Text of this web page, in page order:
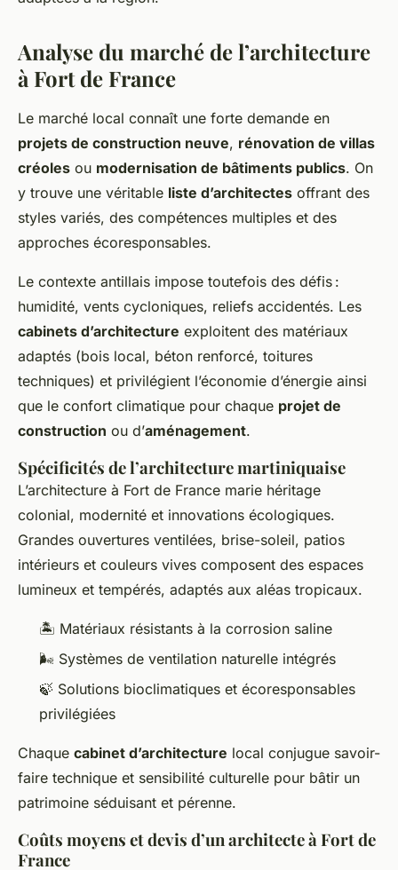
Analyse du marché de l’architecture
à Fort de France
Le marché local connaît une forte demande en
projets de construction neuve, rénovation de villas
créoles ou modernisation de bâtiments publics. On
y trouve une véritable liste d’architectes offrant des
styles variés, des compétences multiples et des
approches écoresponsables.
Le contexte antillais impose toutefois des défis :
humidité, vents cycloniques, reliefs accidentés. Les
cabinets d’architecture exploitent des matériaux
adaptés (bois local, béton renforcé, toitures
techniques) et privilégient l’économie d’énergie ainsi
que le confort climatique pour chaque projet de
construction ou d’aménagement.
Spécificités de l’architecture martiniquaise
L’architecture à Fort de France marie héritage
colonial, modernité et innovations écologiques.
Grandes ouvertures ventilées, brise-soleil, patios
intérieurs et couleurs vives composent des espaces
lumineux et tempérés, adaptés aux aléas tropicaux.
🏝️ Matériaux résistants à la corrosion saline
🌬️ Systèmes de ventilation naturelle intégrés
🍃 Solutions bioclimatiques et écoresponsables
privilégiées
Chaque cabinet d’architecture local conjugue savoir-
faire technique et sensibilité culturelle pour bâtir un
patrimoine séduisant et pérenne.
Coûts moyens et devis d’un architecte à Fort de
France